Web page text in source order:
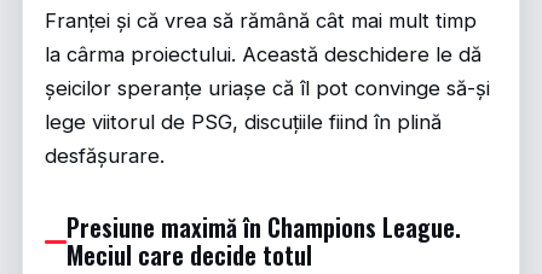
Franței și că vrea să rămână cât mai mult timp
la cârma proiectului. Această deschidere le dă
șeicilor speranțe uriașe că îl pot convinge să-și
lege viitorul de PSG, discuțiile fiind în plină
desfășurare.
Presiune maximă în Champions League.
Meciul care decide totul